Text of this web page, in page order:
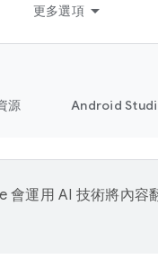
更多選項
源 Android
會運用 AI 技術將內容